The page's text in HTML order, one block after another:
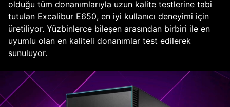
olduğu tüm donanımlarıyla uzun kalite testlerine tabi
tutulan Excalibur E650, en iyi kullanıcı deneyimi için
üretiliyor. Yüzbinlerce bileşen arasından birbiri ile en
uyumlu olan en kaliteli donanımlar test edilerek
sunuluyor.